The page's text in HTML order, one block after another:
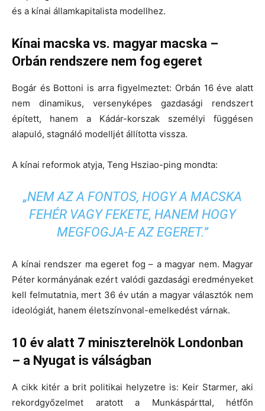
és a kínai államkapitalista modellhez.
Kínai macska vs. magyar macska –
Orbán rendszere nem fog egeret
Bogár és Bottoni is arra figyelmeztet: Orbán 16 éve alatt
nem dinamikus, versenyképes gazdasági rendszert
épített, hanem a Kádár-korszak személyi függésen
alapuló, stagnáló modelljét állította vissza.
A kínai reformok atyja, Teng Hsziao-ping mondta:
„NEM AZ A FONTOS, HOGY A MACSKA
FEHÉR VAGY FEKETE, HANEM HOGY
MEGFOGJA-E AZ EGERET.”
A kínai rendszer ma egeret fog – a magyar nem. Magyar
Péter kormányának ezért valódi gazdasági eredményeket
kell felmutatnia, mert 36 év után a magyar választók nem
ideológiát, hanem életszínvonal-emelkedést várnak.
10 év alatt 7 miniszterelnök Londonban
– a Nyugat is válságban
A cikk kitér a brit politikai helyzetre is: Keir Starmer, aki
rekordgyőzelmet aratott a Munkáspárttal, hétfőn